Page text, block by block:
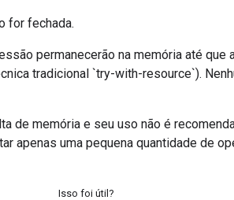
for fechada.
permanecerão na memória até que
tradicional `try-with-resource`).
de memória e seu uso não é
apenas uma pequena quantidade de
Isso foi útil?